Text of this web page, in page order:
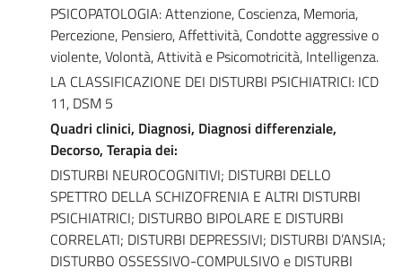
PSICOPATOLOGIA: Attenzione, Coscienza, Memoria,
Percezione, Pensiero, Affettività, Condotte aggressive o
violente, Volontà, Attività e Psicomotricità, Intelligenza.
LA CLASSIFICAZIONE DEI DISTURBI PSICHIATRICI: ICD
11, DSM 5
Quadri clinici, Diagnosi, Diagnosi differenziale,
Decorso, Terapia dei:
DISTURBI NEUROCOGNITIVI; DISTURBI DELLO
SPETTRO DELLA SCHIZOFRENIA E ALTRI DISTURBI
PSICHIATRICI; DISTURBO BIPOLARE E DISTURBI
CORRELATI; DISTURBI DEPRESSIVI; DISTURBI D’ANSIA;
DISTURBO OSSESSIVO-COMPULSIVO e DISTURBI